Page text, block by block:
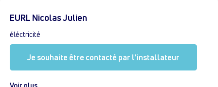
EURL Nicolas Julien
éléctricité
Je souhaite être contacté par l'installateur